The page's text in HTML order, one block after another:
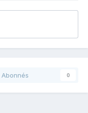
Abonnés 0